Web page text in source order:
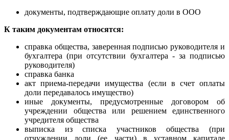
документы, подтверждающие оплату доли в ООО
К таким документам относятся:
справка общества, заверенная подписью руководителя и
бухгалтера (при отсутствии бухгалтера - за подписью
руководителя)
справка банка
акт приема-передачи имущества (если в счет оплаты
доли передавалось имущество)
иные документы, предусмотренные договором об
учреждении общества или решением единственного
учредителя общества
выписка из списка участников общества (при